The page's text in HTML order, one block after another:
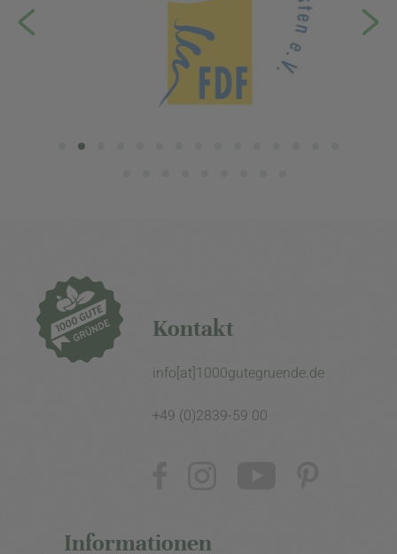
Kontakt
info[at]1000gutegruende.de
+49 (0)2839-59 00
Informationen